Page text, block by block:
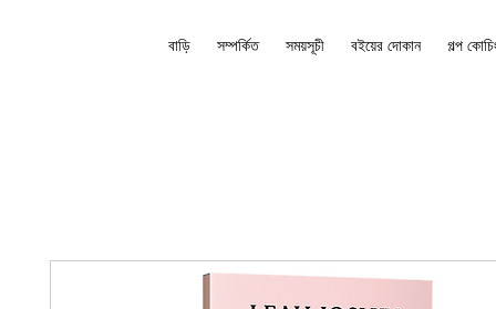
বাড়ি সম্পর্কিত সময়সূচী বইয়ের দোকান গল্প